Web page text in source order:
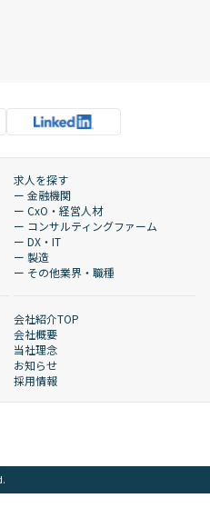
求人を探す
ー 金融機関
ー CxO・経営人材
ー コンサルティングファーム
ー DX・IT
ー 製造
ー その他業界・職種
会社紹介TOP
会社概要
当社理念
お知らせ
採用情報